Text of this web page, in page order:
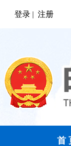
登录 | 注册
首